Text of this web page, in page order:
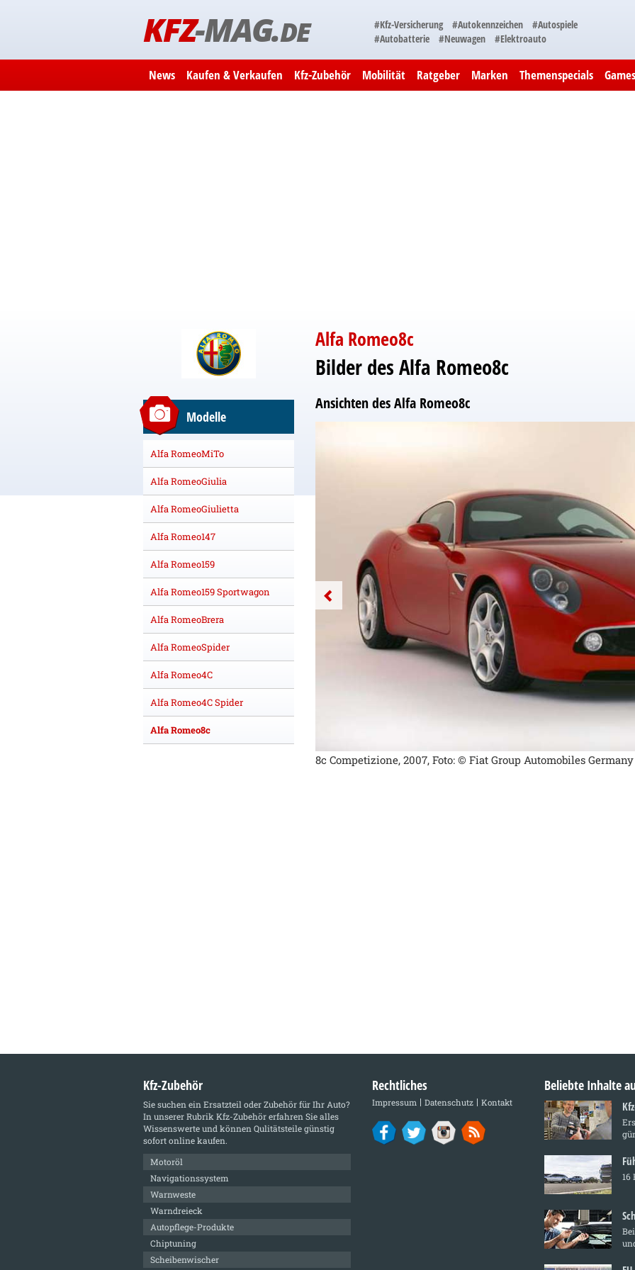
KFZ-MAG.DE #Kfz-Versicherung #Autokennzeichen
#Autospiele
#Autobatterie
#Neuwagen #Elektroauto
News Kaufen & Verkaufen Kfz-Zubehör Mobilität Ratgeber Marken Themenspecials Games
Alfa Romeo8c
Bilder des Alfa Romeo8c
Ansichten des Alfa Romeo8c
8c Competizione, 2007, Foto: © Fiat Group Automobiles Germany
Modelle
Alfa RomeoMiTo
Alfa RomeoGiulia
Alfa RomeoGiulietta
Alfa Romeo147
Alfa Romeo159
Alfa Romeo159 Sportwagon
Alfa RomeoBrera
Alfa RomeoSpider
Alfa Romeo4C
Alfa Romeo4C Spider
Alfa Romeo8c
Kfz-Zubehör
Sie suchen ein Ersatzteil oder Zubehör für Ihr Auto?
In unserer Rubrik Kfz-Zubehörerfahren Sie alles
Wissenswerte und können Qulitätsteile günstig
sofort online kaufen.
Motoröl
Navigationssystem
Warnweste
Warndreieck
Autopflege-Produkte
Chiptuning
Scheibenwischer
Rechtliches
Impressum Datenschutz Kontakt
Beliebte Inhalte
16